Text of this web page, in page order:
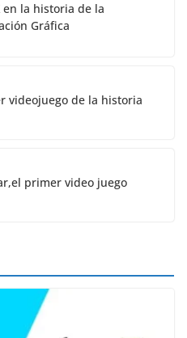
en la historia de la
Gráfica
videojuego de la historia
primer video juego